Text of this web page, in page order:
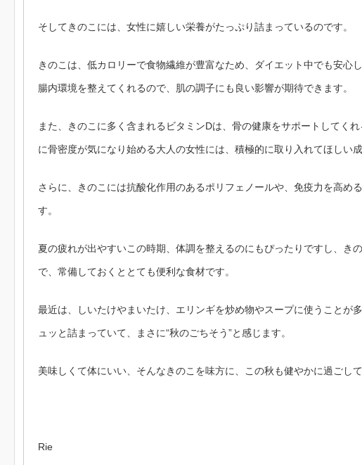
そしてきのこには、女性に嬉しい栄養がたっぷり詰まっているのです。
きのこは、低カロリーで食物繊維が豊富なため、ダイエット中でも安心
腸内環境を整えてくれるので、肌の調子にも良い影響が期待できます。
また、きのこに多く含まれるビタミンDは、骨の健康をサポートしてく
に骨密度が気になり始める大人の女性には、積極的に取り入れてほしい成
さらに、きのこには抗酸化作用のあるポリフェノールや、免疫力を高め
す。
夏の疲れが出やすいこの時期、体調を整えるのにもぴったりですし、き
で、常備しておくととても便利な食材です。
最近は、しいたけやまいたけ、エリンギを炒め物やスープに使うことが
ュッと詰まっていて、まさに“秋のごちそう”と感じます。
美味しくて体にいい、そんなきのこを味方に、この秋も健やかに過ごして
Rie